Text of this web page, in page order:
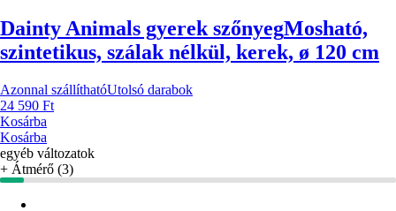
Dainty Animals gyerek szőnyegMosható,
szintetikus, szálak nélkül, kerek, ø 120 cm
Azonnal szállíthatóUtolsó darabok
24 590 Ft
Kosárba
Kosárba
egyéb változatok
+ Átmérő (3)